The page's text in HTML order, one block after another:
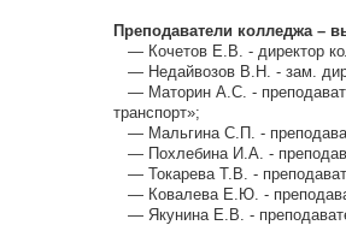
Преподаватели колледжа –
— Кочетов Е.В. - директор
— Недайвозов В.Н. - зам.
— Маторин А.С. -
транспорт»;
— Мальгина С.П. -
— Похлебина И.А. -
— Токарева Т.В. -
— Ковалева Е.Ю. -
— Якунина Е.В. -